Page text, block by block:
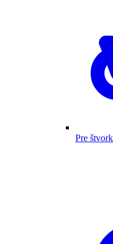
Pre